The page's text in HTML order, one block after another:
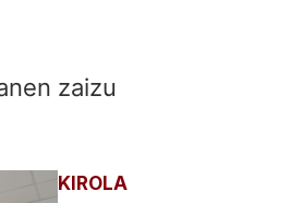
zaizu
KIROLA